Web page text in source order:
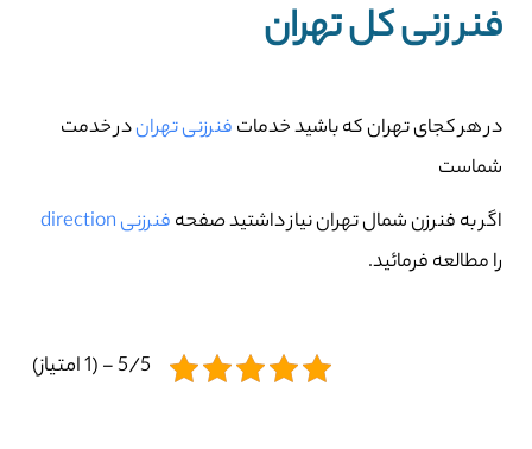
فنر زنی کل تهران
در هر کجای تهران که باشید خدماتفنرزنی تهراندر خدمت
شماست
اگر به فنرزن شمال تهران نیاز داشتید صفحهفنرزنی direction
را مطالعه فرمائید.
5/5 - (1 امتیاز)